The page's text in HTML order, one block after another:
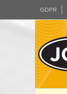
GDPR